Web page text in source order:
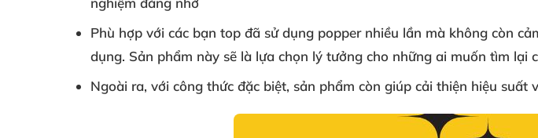
Phù hợp với các bạn top đã sử dụng popper nhiều lần mà không còn
dụng. Sản phẩm này sẽ là lựa chọn lý tưởng cho những ai muốn tìm lại
Ngoài ra, với công thức đặc biệt, sản phẩm còn giúp cải thiện hiệu suất